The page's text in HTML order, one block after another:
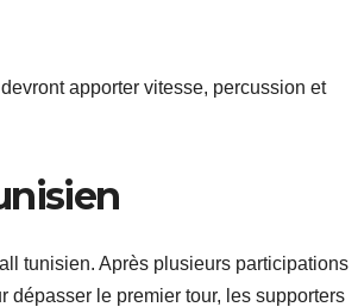
apporter vitesse, percussion et
tunisien. Après plusieurs participations
dépasser le premier tour, les supporters